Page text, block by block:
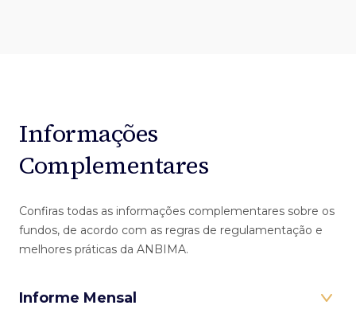
Informações
Complementares
Confiras todas as informações complementares sobre os
fundos, de acordo com as regras de regulamentação e
melhores práticas da ANBIMA.
Informe Mensal